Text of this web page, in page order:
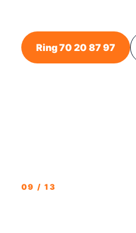
Ring 70 20 87 97
09 / 13